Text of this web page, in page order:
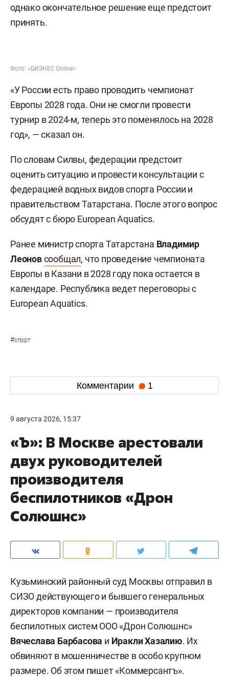
однако окончательное решение еще предстоит
принять.
Фото: «БИЗНЕС Online»
«У России есть право проводить чемпионат
Европы 2028 года. Они не смогли провести
турнир в 2024-м, теперь это поменялось на 2028
год», — сказал он.
По словам Силвы, федерации предстоит
оценить ситуацию и провести консультации с
федерацией водных видов спорта России и
правительством Татарстана. После этого вопрос
обсудят с бюро European Aquatics.
Ранее министр спорта Татарстана Владимир
Леоновсообщал, что проведение чемпионата
Европы в Казани в 2028 году пока остается в
календаре. Республика ведет переговоры с
European Aquatics.
#спорт
Комментарии 1
9 августа 2026, 15:37
«Ъ»: В Москве арестовали
двух руководителей
производителя
беспилотников «Дрон
Солюшнс»
Кузьминский районный суд Москвы отправил в
СИЗО действующего и бывшего генеральных
директоров компании — производителя
беспилотных систем ООО «Дрон Солюшнс»
Вячеслава Барбасова и Иракли Хазалию. Их
обвиняют в мошенничестве в особо крупном
размере. Об этом пишет «Коммерсантъ».